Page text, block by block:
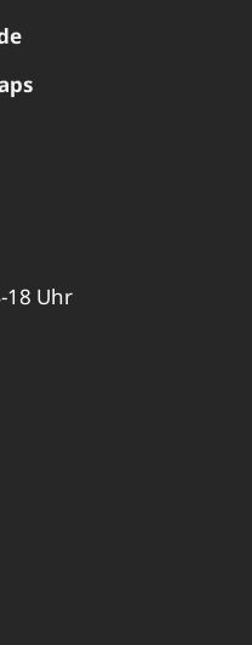
18 Uhr